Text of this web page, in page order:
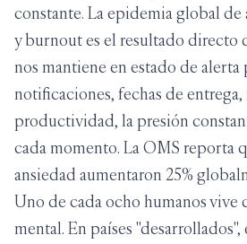
constante. La epidemia global de
y burnout es el resultado directo
nos mantiene en estado de alerta
notificaciones, fechas de
productividad, la presión
cada momento. La OMS reporta
ansiedad aumentaron 25%
Uno de cada ocho humanos vive
mental. En países "desarrollados",